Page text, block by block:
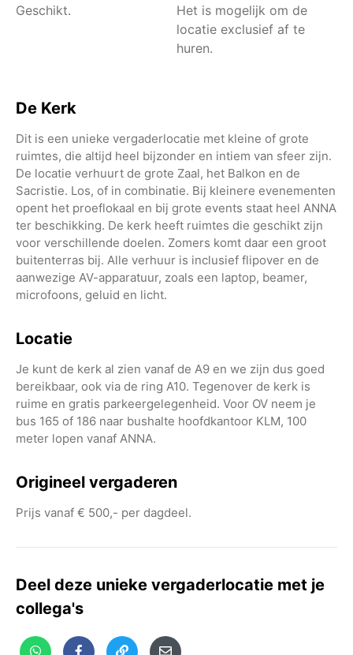
Geschikt.
Het is mogelijk om de
locatie exclusief af te
huren.
De Kerk
Dit is een unieke vergaderlocatie met kleine of grote
ruimtes, die altijd heel bijzonder en intiem van sfeer zijn.
De locatie verhuurt de grote Zaal, het Balkon en de
Sacristie. Los, of in combinatie. Bij kleinere evenementen
opent het proeflokaal en bij grote events staat heel ANNA
ter beschikking. De kerk heeft ruimtes die geschikt zijn
voor verschillende doelen. Zomers komt daar een groot
buitenterras bij. Alle verhuur is inclusief flipover en de
aanwezige AV-apparatuur, zoals een laptop, beamer,
microfoons, geluid en licht.
Locatie
Je kunt de kerk al zien vanaf de A9 en we zijn dus goed
bereikbaar, ook via de ring A10. Tegenover de kerk is
ruime en gratis parkeergelegenheid. Voor OV neem je
bus 165 of 186 naar bushalte hoofdkantoor KLM, 100
meter lopen vanaf ANNA.
Origineel vergaderen
Prijs vanaf € 500,- per dagdeel.
Deel deze unieke vergaderlocatie met je
collega's